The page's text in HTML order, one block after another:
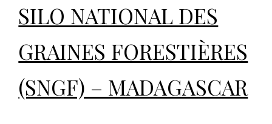
SILO NATIONAL DES
GRAINES FORESTIÈRES
(SNGF) – MADAGASCAR